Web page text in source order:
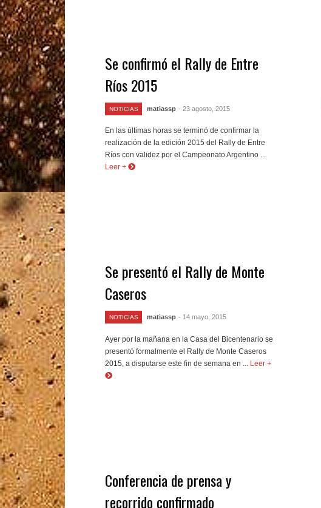
Se confirmó el Rally de Entre
Ríos 2015
NOTICIAS matiassp - 23 agosto, 2015
En las últimas horas se terminó de confirmar la
realización de la edición 2015 del Rally de Entre
Ríos con validez por el Campeonato Argentino ...
Leer +
Se presentó el Rally de Monte
Caseros
NOTICIAS matiassp - 14 mayo, 2015
Ayer por la mañana en la Casa del Bicentenario se
presentó formalmente el Rally de Monte Caseros
2015, a disputarse este fin de semana en ...
Leer +
Conferencia de prensa y
recorrido confirmado